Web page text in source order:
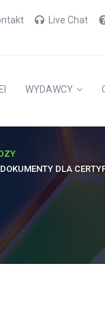
Live Chat
LEI WYDAWCY
DLA